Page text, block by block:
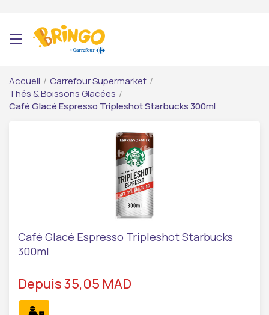
Accueil / Carrefour Supermarket /
Thés & Boissons Glacées /
Café Glacé Espresso Tripleshot Starbucks 300ml
Café Glacé Espresso Tripleshot Starbucks
300ml
Depuis 35,05 MAD